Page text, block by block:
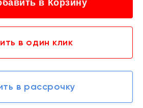
в Корзину
в один клик
в рассрочку